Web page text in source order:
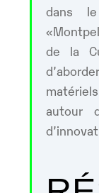
dans
de la
autour